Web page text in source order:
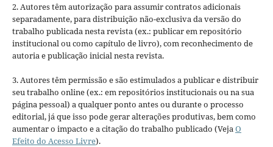
2. Autores têm autorização para assumir contratos adicionais
separadamente, para distribuição não-exclusiva da versão do
trabalho publicada nesta revista (ex.: publicar em repositório
institucional ou como capítulo de livro), com reconhecimento de
autoria e publicação inicial nesta revista.
3. Autores têm permissão e são estimulados a publicar e distribuir
seu trabalho online (ex.: em repositórios institucionais ou na sua
página pessoal) a qualquer ponto antes ou durante o processo
editorial, já que isso pode gerar alterações produtivas, bem como
aumentar o impacto e a citação do trabalho publicado (VejaO
Efeito do Acesso Livre).